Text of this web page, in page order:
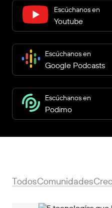
Escúchanos en
Youtube
Escúchanos en
Google Podcasts
Escúchanos en
Podimo
TodosComunidades